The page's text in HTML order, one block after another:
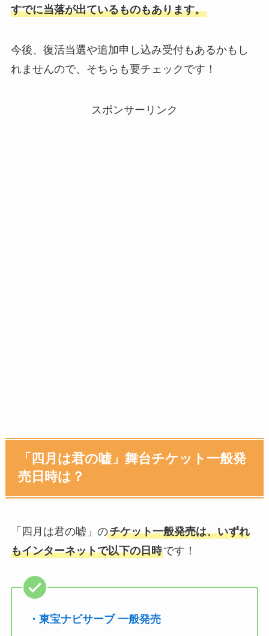
すでに当落が出ているものもあります。
今後、復活当選や追加申し込み受付もあるかもし
れませんので、そちらも要チェックです！
スポンサーリンク
「四月は君の嘘」舞台チケット一般発
売日時は？
「四月は君の嘘」のチケット一般発売は、いずれ
もインターネットで以下の日時です！
・東宝ナビサーブ 一般発売